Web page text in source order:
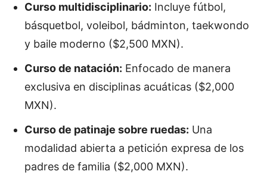
Curso multidisciplinario: Incluye fútbol,
básquetbol, voleibol, bádminton, taekwondo
y baile moderno ($2,500 MXN).
Curso de natación: Enfocado de manera
exclusiva en disciplinas acuáticas ($2,000
MXN).
Curso de patinaje sobre ruedas: Una
modalidad abierta a petición expresa de los
padres de familia ($2,000 MXN).